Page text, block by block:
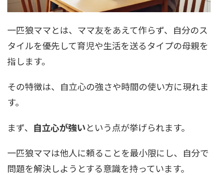
一匹狼ママとは、ママ友をあえて作らず、自分のス
タイルを優先して育児や生活を送るタイプの母親を
指します。
その特徴は、自立心の強さや時間の使い方に現れま
す。
まず、 自立心が強いという点が挙げられます。
一匹狼ママは他人に頼ることを最小限にし、自分で
問題を解決しようとする意識を持っています。